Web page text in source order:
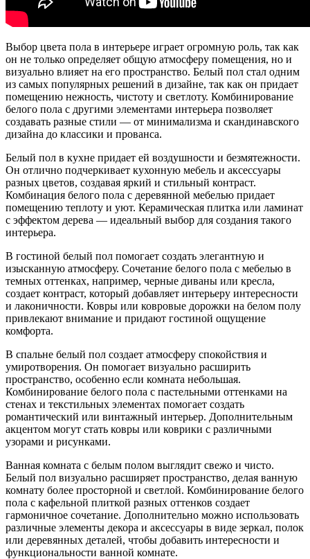
Выбор цвета пола в интерьере играет огромную роль, так как
он не только определяет общую атмосферу помещения, но и
визуально влияет на его пространство. Белый пол стал одним
из самых популярных решений в дизайне, так как он придает
помещению нежность, чистоту и светлоту. Комбинирование
белого пола с другими элементами интерьера позволяет
создавать разные стили — от минимализма и скандинавского
дизайна до классики и прованса.
Белый пол в кухне придает ей воздушности и безмятежности.
Он отлично подчеркивает кухонную мебель и аксессуары
разных цветов, создавая яркий и стильный контраст.
Комбинация белого пола с деревянной мебелью придает
помещению теплоту и уют. Керамическая плитка или ламинат
с эффектом дерева — идеальный выбор для создания такого
интерьера.
В гостиной белый пол помогает создать элегантную и
изысканную атмосферу. Сочетание белого пола с мебелью в
темных оттенках, например, черные диваны или кресла,
создает контраст, который добавляет интерьеру интересности
и лаконичности. Ковры или ковровые дорожки на белом полу
привлекают внимание и придают гостиной ощущение
комфорта.
В спальне белый пол создает атмосферу спокойствия и
умиротворения. Он помогает визуально расширить
пространство, особенно если комната небольшая.
Комбинирование белого пола с пастельными оттенками на
стенах и текстильных элементах помогает создать
романтический или винтажный интерьер. Дополнительным
акцентом могут стать ковры или коврики с различными
узорами и рисунками.
Ванная комната с белым полом выглядит свежо и чисто.
Белый пол визуально расширяет пространство, делая ванную
комнату более просторной и светлой. Комбинирование белого
пола с кафельной плиткой разных оттенков создает
гармоничное сочетание. Дополнительно можно использовать
различные элементы декора и аксессуары в виде зеркал, полок
или деревянных деталей, чтобы добавить интересности и
функциональности ванной комнате.